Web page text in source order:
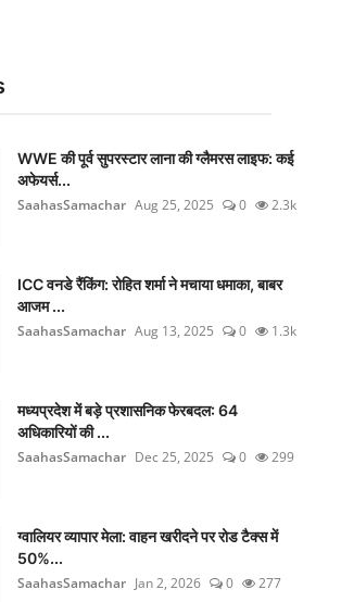
WWE की पूर्व सुपरस्टार लाना की ग्लैमरस लाइफ: कई
अफेयर्स...
SaahasSamachar Aug 25, 2025 0 2.3k
ICC वनडे रैंकिंग: रोहित शर्मा ने मचाया धमाका, बाबर
आजम ...
SaahasSamachar Aug 13, 2025 0 1.3k
मध्यप्रदेश में बड़े प्रशासनिक फेरबदल: 64
अधिकारियों की ...
SaahasSamachar Dec 25, 2025 0 299
ग्वालियर व्यापार मेला: वाहन खरीदने पर रोड टैक्स में
50%...
SaahasSamachar Jan 2, 2026 0 277